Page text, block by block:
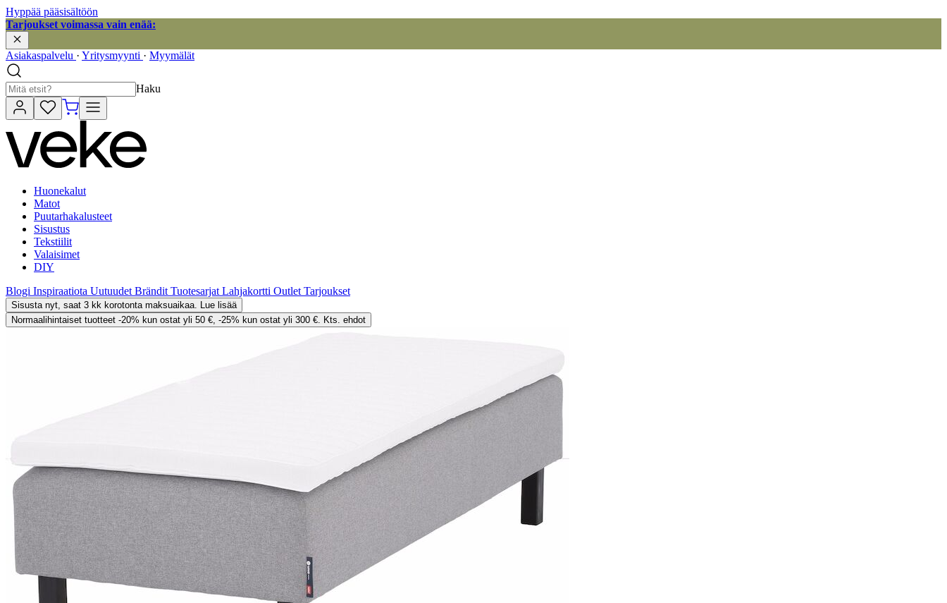
Hyppää pääsisältöön
Tarjoukset voimassa vain enää:
Asiakaspalvelu · Yritysmyynti · Myymälät
Haku
Huonekalut
Matot
Puutarhakalusteet
Sisustus
Tekstiilit
Valaisimet
DIY
Blogi Inspiraatiota Uutuudet Brändit Tuotesarjat Lahjakortti Outlet Tarjoukset
Sisusta nyt, saat 3 kk korotonta maksuaikaa. Lue lisää
Normaalihintaiset tuotteet -20% kun ostat yli 50 €, -25% kun ostat yli 300 €. Kts. ehdot